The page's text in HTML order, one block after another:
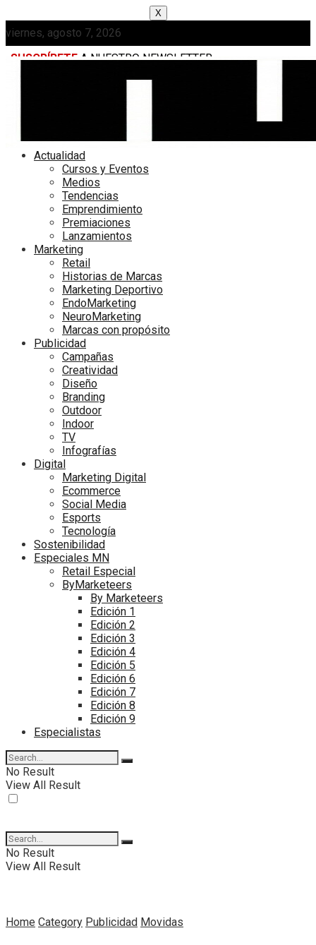
X
viernes, agosto 7, 2026
SUSCRÍBETE A NUESTRO NEWSLETTER
Actualidad
Cursos y Eventos
Medios
Tendencias
Emprendimiento
Premiaciones
Lanzamientos
Marketing
Retail
Historias de Marcas
Marketing Deportivo
EndoMarketing
NeuroMarketing
Marcas con propósito
Publicidad
Campañas
Creatividad
Diseño
Branding
Outdoor
Indoor
TV
Infografías
Digital
Marketing Digital
Ecommerce
Social Media
Esports
Tecnología
Sostenibilidad
Especiales MN
Retail Especial
ByMarketeers
By Marketeers
Edición 1
Edición 2
Edición 3
Edición 4
Edición 5
Edición 6
Edición 7
Edición 8
Edición 9
Especialistas
No Result
View All Result
No Result
View All Result
Home Category Publicidad Movidas